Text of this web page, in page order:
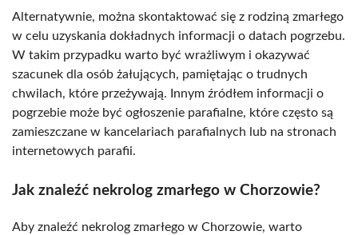
Alternatywnie, można skontaktować się z rodziną zmarłego
w celu uzyskania dokładnych informacji o datach pogrzebu.
W takim przypadku warto być wrażliwym i okazywać
szacunek dla osób żałujących, pamiętając o trudnych
chwilach, które przeżywają. Innym źródłem informacji o
pogrzebie może być ogłoszenie parafialne, które często są
zamieszczane w kancelariach parafialnych lub na stronach
internetowych parafii.
Jak znaleźć nekrolog zmarłego w Chorzowie?
Aby znaleźć nekrolog zmarłego w Chorzowie, warto